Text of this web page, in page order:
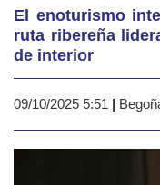
El enoturismo
ruta ribereña
de interior
09/10/2025 5:51 |